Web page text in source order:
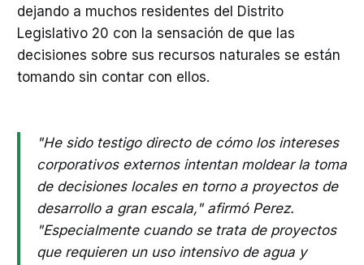
dejando a muchos residentes del Distrito
Legislativo 20 con la sensación de que las
decisiones sobre sus recursos naturales se están
tomando sin contar con ellos.
"He sido testigo directo de cómo los intereses
corporativos externos intentan moldear la toma
de decisiones locales en torno a proyectos de
desarrollo a gran escala," afirmó Perez.
"Especialmente cuando se trata de proyectos
que requieren un uso intensivo de agua y